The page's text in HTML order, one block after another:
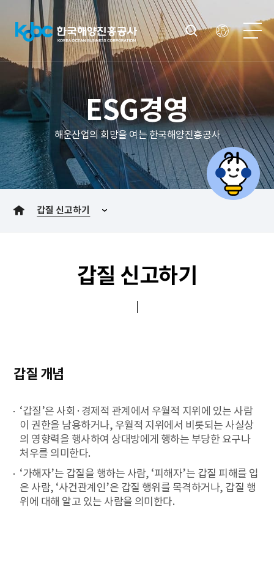
ESG경영
해운산업의 희망을 여는 한국해양진흥공사
갑질 신고하기
갑질 신고하기
갑질 개념
‘갑질’은 사회·경제적 관계에서 우월적 지위에 있는 사람
이 권한을 남용하거나, 우월적 지위에서 비롯되는 사실상
의 영향력을 행사하여 상대방에게 행하는 부당한 요구나
처우를 의미한다.
‘가해자’는 갑질을 행하는 사람, ‘피해자’는 갑질 피해를 입
은 사람, ‘사건관계인’은 갑질 행위를 목격하거나, 갑질 행
위에 대해 알고 있는 사람을 의미한다.